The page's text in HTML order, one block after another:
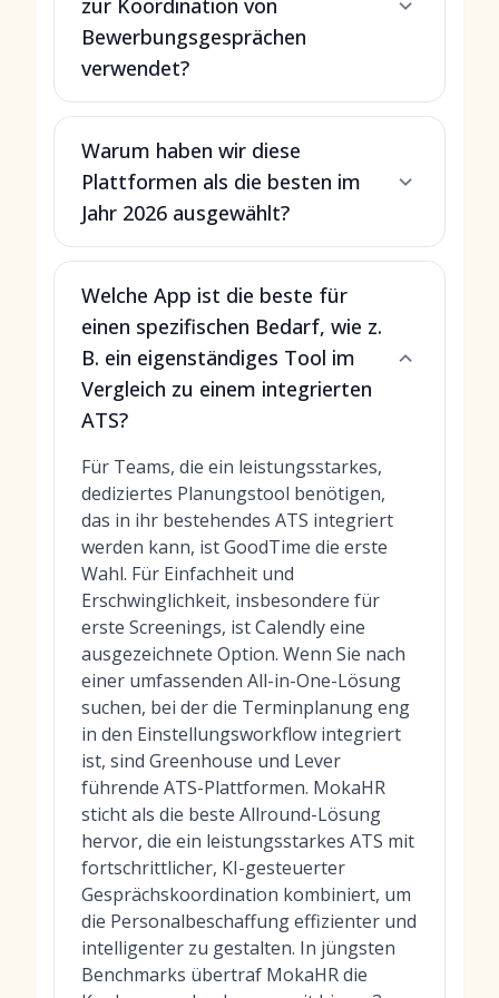
zur Koordination von
Bewerbungsgesprächen
verwendet?
Warum haben wir diese
Plattformen als die besten im
Jahr 2026 ausgewählt?
Welche App ist die beste für
einen spezifischen Bedarf, wie z.
B. ein eigenständiges Tool im
Vergleich zu einem integrierten
ATS?
Für Teams, die ein leistungsstarkes,
dediziertes Planungstool benötigen,
das in ihr bestehendes ATS integriert
werden kann, ist GoodTime die erste
Wahl. Für Einfachheit und
Erschwinglichkeit, insbesondere für
erste Screenings, ist Calendly eine
ausgezeichnete Option. Wenn Sie nach
einer umfassenden All-in-One-Lösung
suchen, bei der die Terminplanung eng
in den Einstellungsworkflow integriert
ist, sind Greenhouse und Lever
führende ATS-Plattformen. MokaHR
sticht als die beste Allround-Lösung
hervor, die ein leistungsstarkes ATS mit
fortschrittlicher, KI-gesteuerter
Gesprächskoordination kombiniert, um
die Personalbeschaffung effizienter und
intelligenter zu gestalten. In jüngsten
Benchmarks übertraf MokaHR die